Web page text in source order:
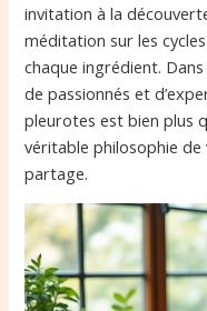
invitation à la
méditation sur les
chaque ingrédient.
de passionnés et
pleurotes est bien plus
véritable philosophie
partage.